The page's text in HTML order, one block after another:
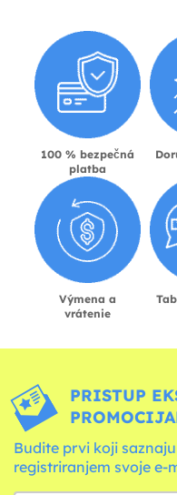
100 % bezpečná
platba
Výmena a
vrátenie
PRISTUP
Budite prvi koji
registriranjem svoje e-